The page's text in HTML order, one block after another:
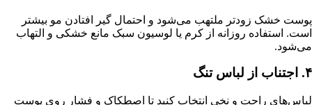
پوست خشک زودتر ملتهب می‌شود و احتمال گیر افتادن مو بیشتر
است. استفاده روزانه از کرم یا لوسیون سبک مانع خشکی و التهاب
می‌شود.
۴. اجتناب از لباس تنگ
لباس‌های راحت و نخی انتخاب کنید تا اصطکاک و فشار روی پوست